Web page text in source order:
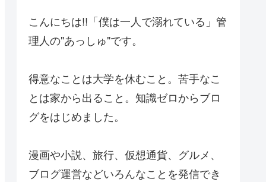
こんにちは!!「僕は一人で溺れている」管
理人の"あっしゅ"です。
得意なことは大学を休むこと。苦手なこ
とは家から出ること。知識ゼロからブロ
グをはじめました。
漫画や小説、旅行、仮想通貨、グルメ、
ブログ運営などいろんなことを発信でき